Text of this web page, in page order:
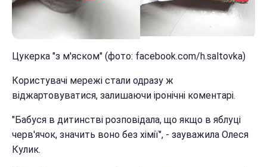
Цукерка "з м'яском" (фото: facebook.com/h.saltovka)
Користувачі мережі стали одразу ж
віджартовуватися, залишаючи іронічні коментарі.
"Бабуся в дитинстві розповідала, що якщо в яблуці
черв'ячок, значить воно без хімії", - зауважила Олеся
Кулик.